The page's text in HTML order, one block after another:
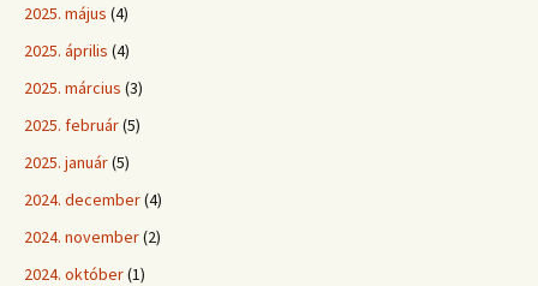
2025. május (4)
2025. április (4)
2025. március (3)
2025. február(5)
2025. január(5)
2024. december(4)
2024. november(2)
2024. október(1)